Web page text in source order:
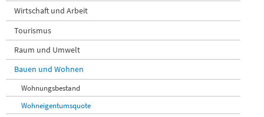
Wirtschaft und Arbeit
Tourismus
Raum und Umwelt
Bauen und Wohnen
Wohnungsbestand
Wohneigentumsquote